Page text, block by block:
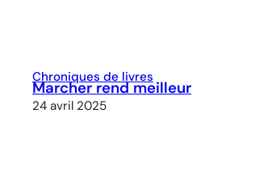
Chroniques de livres
Marcher rend meilleur
24 avril 2025